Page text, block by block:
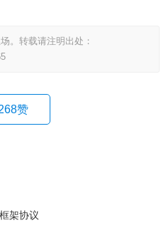
。转载请注明出处：
赞
架协议